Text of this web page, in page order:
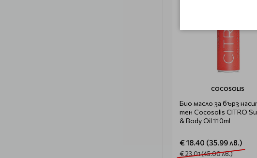
COCOSOLIS
Био масло за бърз
тен Cocosolis CITRO
& Body Oil 110ml
€ 18.40 (35.99 лв.)
€ 23.01 (45.00 лв.)